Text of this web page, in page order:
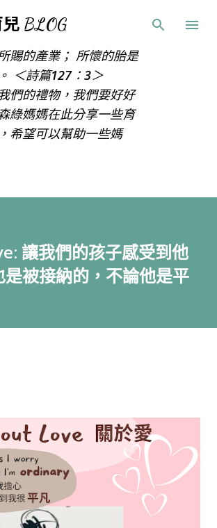
跳到主要內容
BLOG
賜的產業； 所懷的胎是
＜詩篇127：3＞
們的禮物，我們要好好
綠媽媽在此分享一些育
希望可以幫助一些媽
讓我們的孩子感受到他
被接納的，不論他是平